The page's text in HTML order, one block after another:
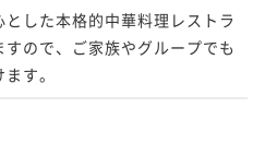
した本格的中華料理レストラ
ので、ご家族やグループでも